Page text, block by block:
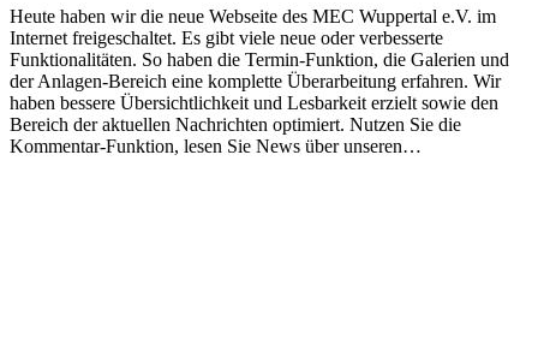
Heute haben wir die neue Webseite des MEC Wuppertal e.V. im
Internet freigeschaltet. Es gibt viele neue oder verbesserte
Funktionalitäten. So haben die Termin-Funktion, die Galerien und
der Anlagen-Bereich eine komplette Überarbeitung erfahren. Wir
haben bessere Übersichtlichkeit und Lesbarkeit erzielt sowie den
Bereich der aktuellen Nachrichten optimiert. Nutzen Sie die
Kommentar-Funktion, lesen Sie News über unseren…